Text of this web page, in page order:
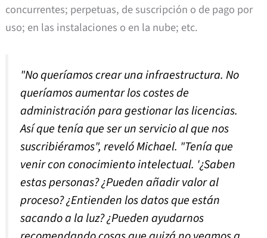
concurrentes; perpetuas, de suscripción o de pago por
uso; en las instalaciones o en la nube; etc.
"No queríamos crear una infraestructura. No
queríamos aumentar los costes de
administración para gestionar las licencias.
Así que tenía que ser un servicio al que nos
suscribiéramos", reveló Michael. "Tenía que
venir con conocimiento intelectual. '¿Saben
estas personas? ¿Pueden añadir valor al
proceso? ¿Entienden los datos que están
sacando a la luz? ¿Pueden ayudarnos